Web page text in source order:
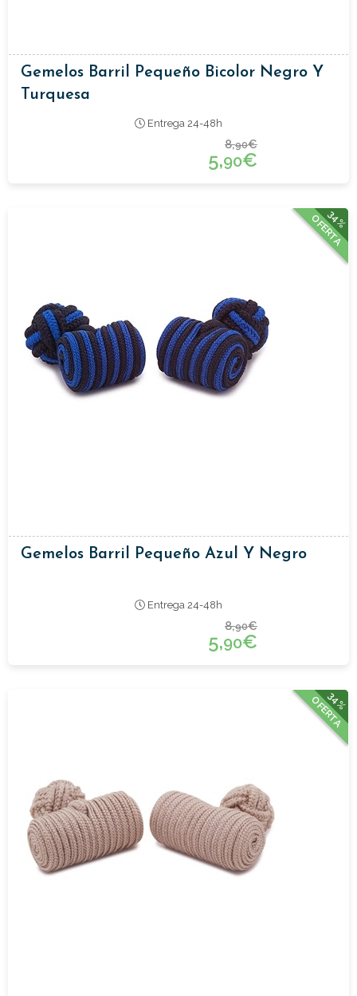
Gemelos Barril Pequeño Bicolor Negro Y
Turquesa
Entrega 24-48h
8,90€
5,90€
34%
OFERTA
Gemelos Barril Pequeño Azul Y Negro
Entrega 24-48h
8,90€
5,90€
34%
OFERTA